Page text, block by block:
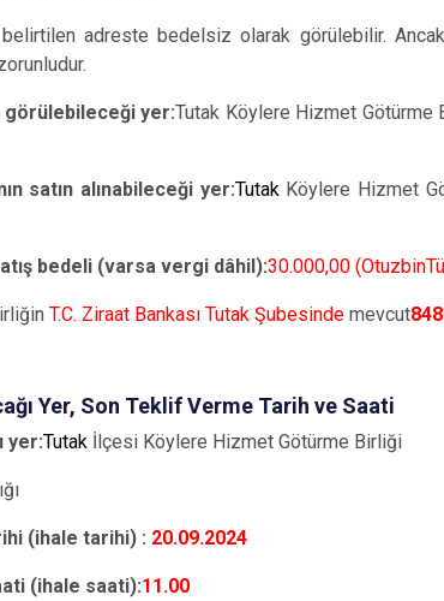
belirtilen adreste bedelsiz olarak görülebilir.
görülebileceği yer:Tutak Köylere Hizmet Götürme
satın alınabileceği yer:TutakKöylere Hizmet
bedeli (varsa vergi dâhil):30.000,00
T.C. Ziraat Bankası Tutak Şubesinde mevcut
Yer, Son Teklif Verme Tarih ve Saati
yer:Tutak İlçesi Köylere Hizmet Götürme Birliği
(ihale tarihi) : 20.09.2024
(ihale saati):11.00